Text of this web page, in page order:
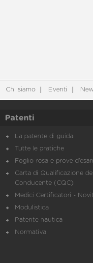
Chi siamo Eventi
Patenti
La patente di guida
Tutte le pratiche
Foglio rosa e prove
Carta di Qualificazione del
Conducente (CQC)
Medici Certificatori -
Modulistica
Patente nautica
Normativa